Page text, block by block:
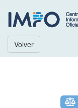
Volver